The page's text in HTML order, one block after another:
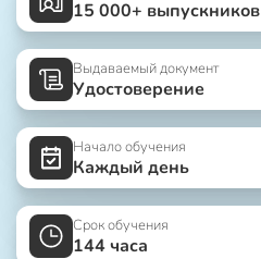
15 000+ выпускников
Выдаваемый документ
Удостоверение
Начало обучения
Каждый день
Срок обучения
144 часа